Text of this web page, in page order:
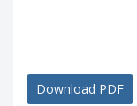
Download PDF